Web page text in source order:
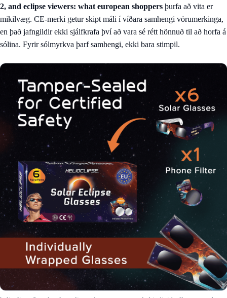
2, and eclipse viewers: what european shoppers þurfa að vita er
mikilvæg. CE-merki getur skipt máli í víðara samhengi vörumerkinga,
en það jafngildir ekki sjálfkrafa því að vara sé rétt hönnuð til að horfa á
sólina. Fyrir sólmyrkva þarf samhengi, ekki bara stimpil.